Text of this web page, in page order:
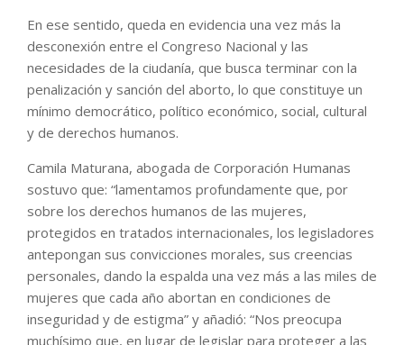
En ese sentido, queda en evidencia una vez más la
desconexión entre el Congreso Nacional y las
necesidades de la ciudanía, que busca terminar con la
penalización y sanción del aborto, lo que constituye un
mínimo democrático, político económico, social, cultural
y de derechos humanos.
Camila Maturana, abogada de Corporación Humanas
sostuvo que: “lamentamos profundamente que, por
sobre los derechos humanos de las mujeres,
protegidos en tratados internacionales, los legisladores
antepongan sus convicciones morales, sus creencias
personales, dando la espalda una vez más a las miles de
mujeres que cada año abortan en condiciones de
inseguridad y de estigma” y añadió: “Nos preocupa
muchísimo que, en lugar de legislar para proteger a las